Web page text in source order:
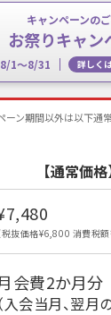
キャンペーンの
お祭りキャン
8/1～8/31 詳しく
ーン期間以外は以下通
【通常価格
税抜価格¥6,800 消費税額
会費2か月分
（入会当月、翌月